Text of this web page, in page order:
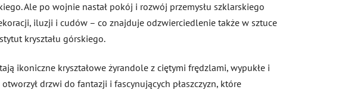
Ale po wojnie nastał pokój i rozwój przemysłu szklarskiego
iluzji i cudów – co znajduje odzwierciedlenie także w sztuce
kryształu górskiego.
ikoniczne kryształowe żyrandole z ciętymi frędzlami, wypukłe i
drzwi do fantazji i fascynujących płaszczyzn, które